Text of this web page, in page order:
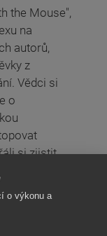
the Mouse",
na
autorů,
z
Vědci si
o
si zjistit,
pohlaví.
o výkonu a